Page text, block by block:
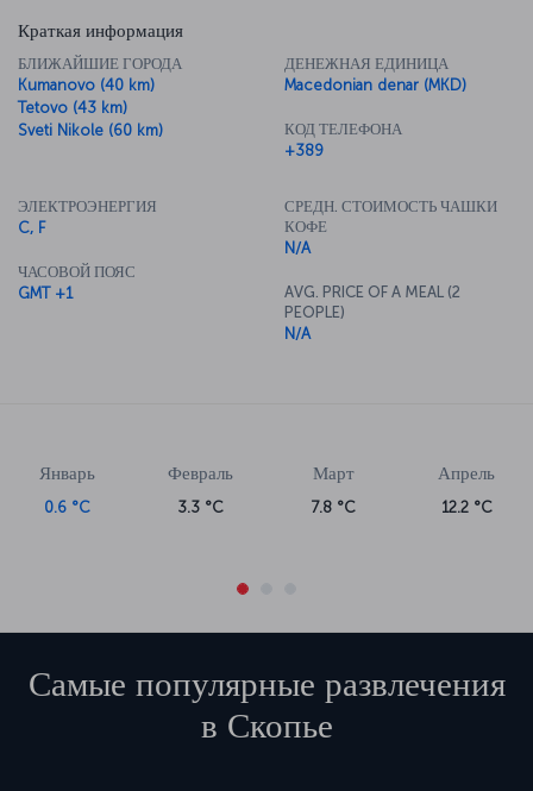
Краткая информация
БЛИЖАЙШИЕ ГОРОДА
Kumanovo (40 km)
Tetovo (43 km)
Sveti Nikole (60 km)
ДЕНЕЖНАЯ ЕДИНИЦА
Macedonian denar (MKD)
КОД ТЕЛЕФОНА
+389
ЭЛЕКТРОЭНЕРГИЯ
C, F
ЧАСОВОЙ ПОЯС
GMT +1
СРЕДН. СТОИМОСТЬ ЧАШКИ
КОФЕ
N/A
AVG. PRICE OF A MEAL (2
PEOPLE)
N/A
Январь
0.6 °C
Февраль
3.3 °C
Март
7.8 °C
Апрель
12.2 °C
Самые популярные развлечения
в Скопье